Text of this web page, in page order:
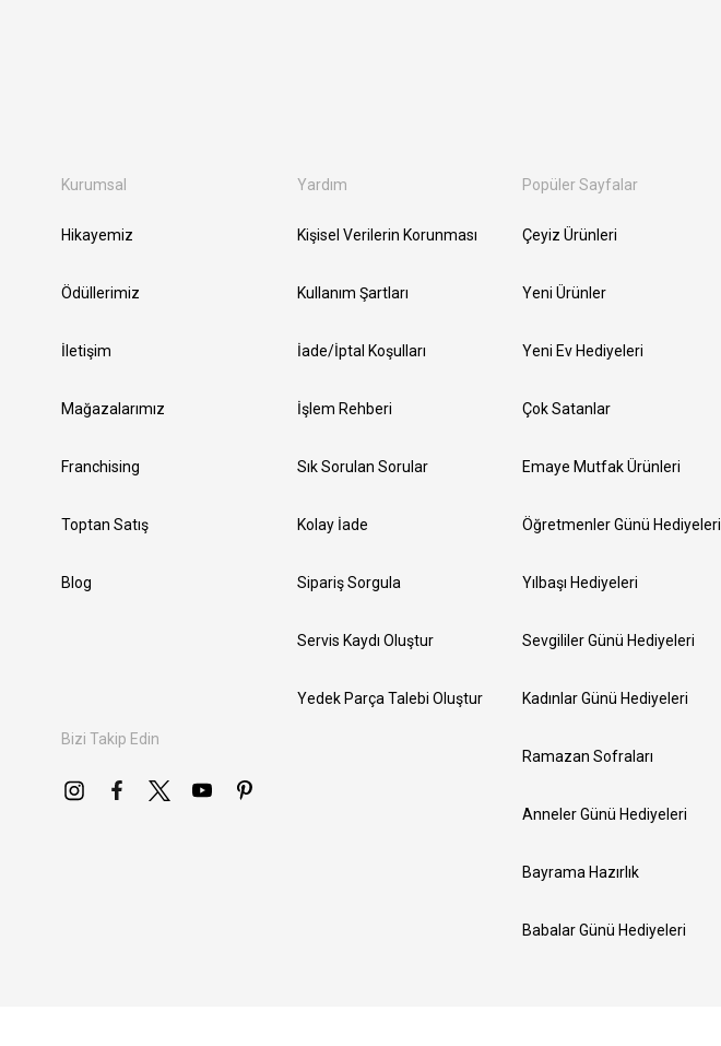
Kurumsal
Hikayemiz
Ödüllerimiz
İletişim
Mağazalarımız
Franchising
Toptan Satış
Blog
Bizi Takip Edin
Yardım
Kişisel Verilerin Korunması
Kullanım Şartları
İade/İptal Koşulları
İşlem Rehberi
Sık Sorulan Sorular
Kolay İade
Sipariş Sorgula
Servis Kaydı Oluştur
Yedek Parça Talebi Oluştur
Popüler Sayfalar
Çeyiz Ürünleri
Yeni Ürünler
Yeni Ev Hediyeleri
Çok Satanlar
Emaye Mutfak Ürünleri
Öğretmenler Günü Hediyeleri
Yılbaşı Hediyeleri
Sevgililer Günü Hediyeleri
Kadınlar Günü Hediyeleri
Ramazan Sofraları
Anneler Günü Hediyeleri
Bayrama Hazırlık
Babalar Günü Hediyeleri